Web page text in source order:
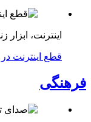
اینترنت،
قطع اینترنت
فرهنگی